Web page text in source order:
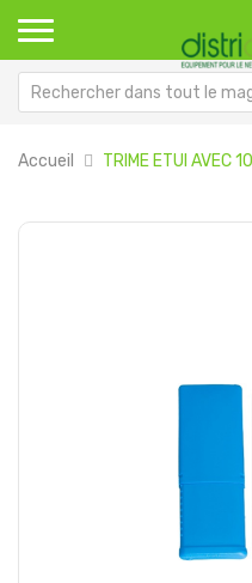
Accueil TRIME ETUI AVEC
Passer